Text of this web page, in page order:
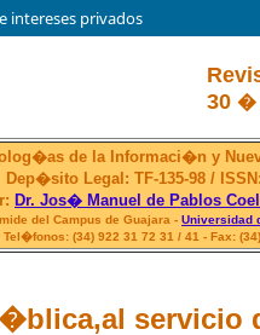
intereses privados